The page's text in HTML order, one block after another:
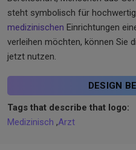
steht symbolisch für
medizinischen Einrichtungen
verleihen möchten, können Sie
jetzt nutzen.
DESIGN
Tags that describe that logo:
Medizinisch ,Arzt